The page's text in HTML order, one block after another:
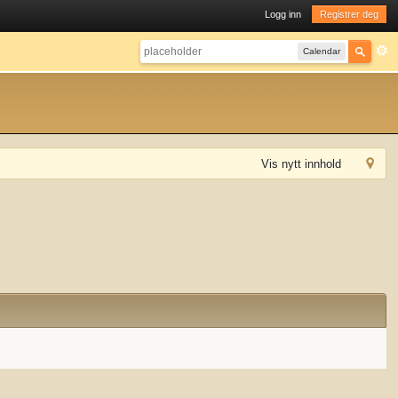
Logg inn Registrer deg
Calendar
Vis nytt innhold